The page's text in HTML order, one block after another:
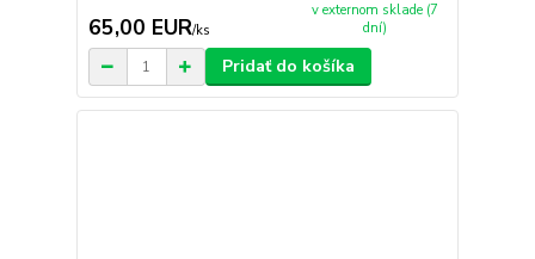
65,00 EUR/ks
v externom sklade (7
dní)
Pridať do košíka